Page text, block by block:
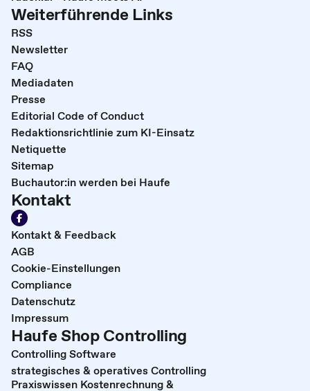
Weiterführende Links
RSS
Newsletter
FAQ
Mediadaten
Presse
Editorial Code of Conduct
Redaktionsrichtlinie zum KI-Einsatz
Netiquette
Sitemap
Buchautor:in werden bei Haufe
Kontakt
Kontakt & Feedback
AGB
Cookie-Einstellungen
Compliance
Datenschutz
Impressum
Haufe Shop Controlling
Controlling Software
strategisches & operatives Controlling
Praxiswissen Kostenrechnung &